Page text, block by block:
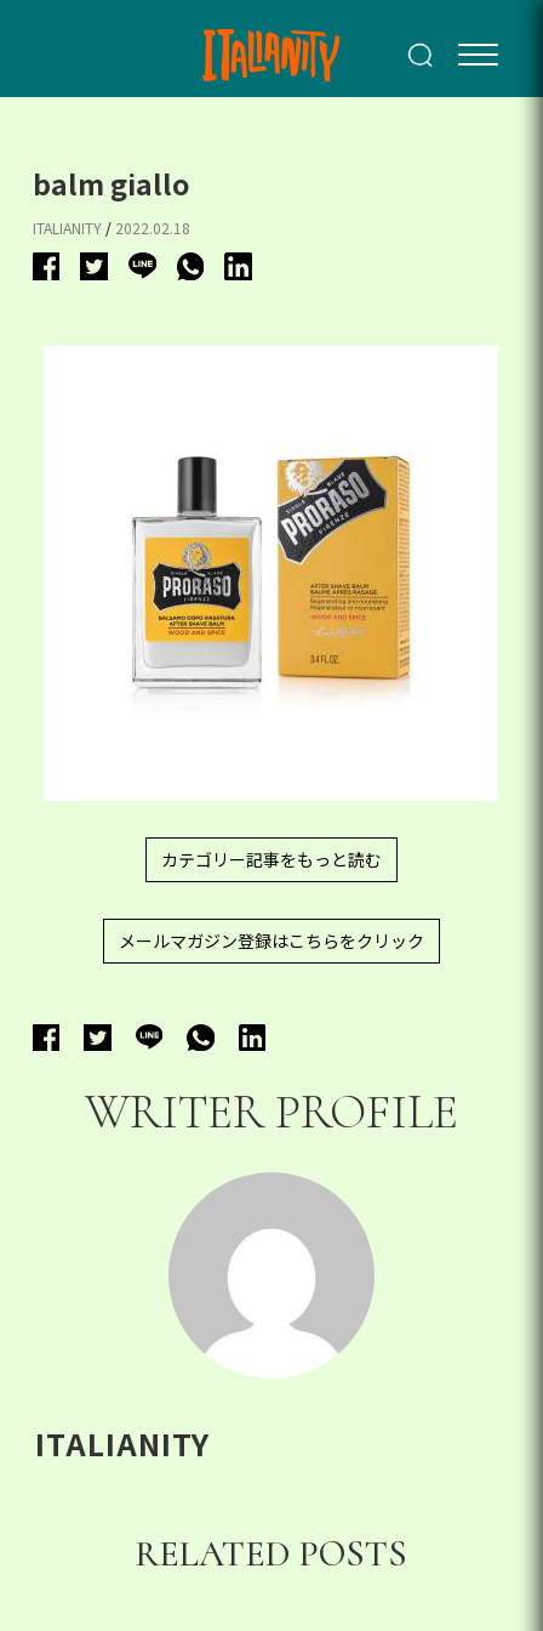
balm giallo
ITALIANITY / 2022.02.18
カテゴリー記事をもっと読む
メールマガジン登録はこちらをクリック
WRITER PROFILE
ITALIANITY
RELATED POSTS